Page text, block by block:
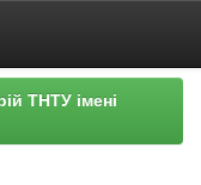
ТНТУ імені